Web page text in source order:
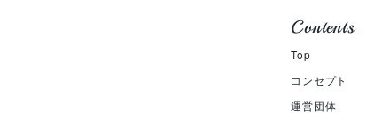
Contents
Top
コンセプト
運営団体